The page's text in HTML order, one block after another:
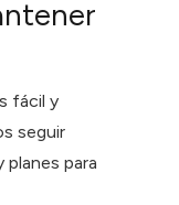
fácil y
seguir
para